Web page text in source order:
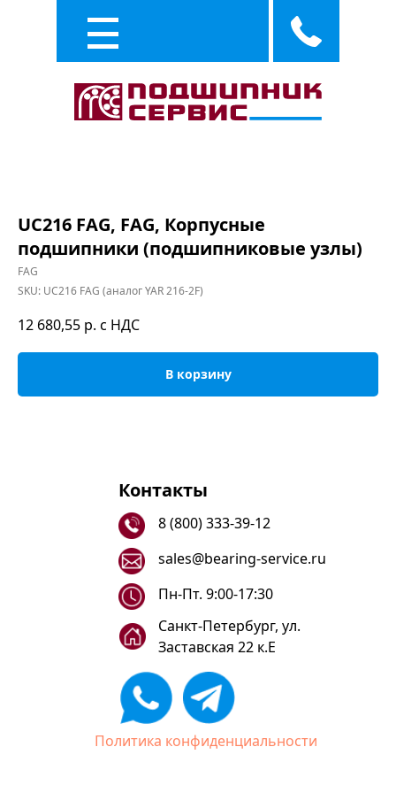
UC216 FAG, FAG, Корпусные
подшипники (подшипниковые узлы)
FAG
SKU: UC216 FAG (аналог YAR 216-2F)
12 680,55 р. с НДС
В корзину
Контакты
8 (800) 333-39-12
sales@bearing-service.ru
Санкт-Петербург, ул.
Заставская 22 к.Е
Пн-Пт. 9:00-17:30
Политика конфиденциальности